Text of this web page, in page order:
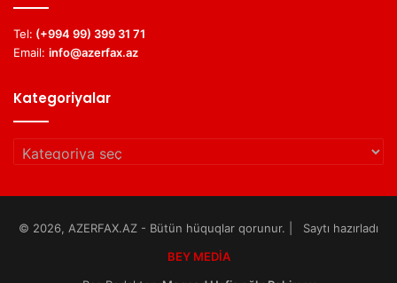
Tel: (+994 99) 399 31 71
Email: info@azerfax.az
Kategoriyalar
Kategoriyalar
© 2026, AZERFAX.AZ - Bütün hüquqlar qorunur. | Saytı hazırladı
BEY MEDİA